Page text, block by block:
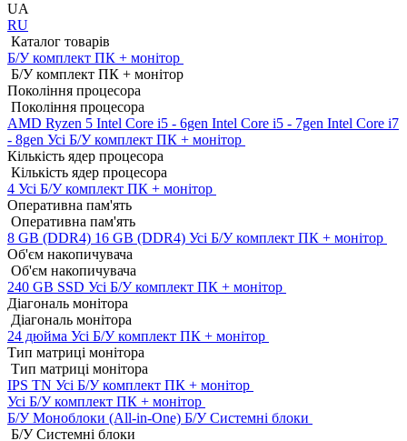
UA
RU
Каталог товарів
Б/У комплект ПК + монітор
Б/У комплект ПК + монітор
Покоління процесора
Покоління процесора
AMD Ryzen 5 Intel Core i5 - 6gen Intel Core i5 - 7gen Intel Core i7
- 8gen Усі Б/У комплект ПК + монітор
Кількість ядер процесора
Кількість ядер процесора
4 Усі Б/У комплект ПК + монітор
Оперативна пам'ять
Оперативна пам'ять
8 GB (DDR4) 16 GB (DDR4) Усі Б/У комплект ПК + монітор
Об'єм накопичувача
Об'єм накопичувача
240 GB SSD Усі Б/У комплект ПК + монітор
Діагональ монітора
Діагональ монітора
24 дюйма Усі Б/У комплект ПК + монітор
Тип матриці монітора
Тип матриці монітора
IPS TN Усі Б/У комплект ПК + монітор
Усі Б/У комплект ПК + монітор
Б/У Моноблоки (All-in-One) Б/У Системні блоки
Б/У Системні блоки